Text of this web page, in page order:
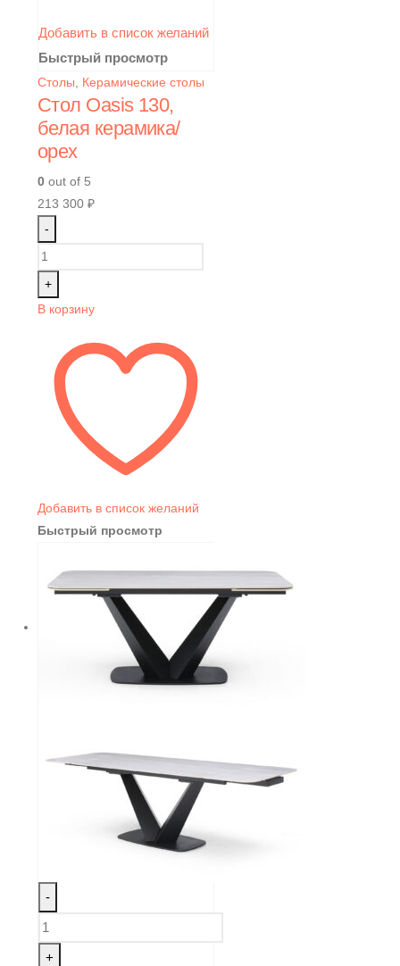
Добавить в список желаний
Быстрый просмотр
Столы Керамические столы
Стол Oasis 130,
белая керамика/
орех
0 out of 5
213 300 ₽
-
+
В корзину
Добавить в список желаний
Быстрый просмотр
-
+